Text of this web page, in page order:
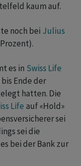
kaum auf.
noch bei Julius
es in Swiss Life
Ende der
hatten. Die
Life auf «Hold»
sei
sei die
bei der Bank zur